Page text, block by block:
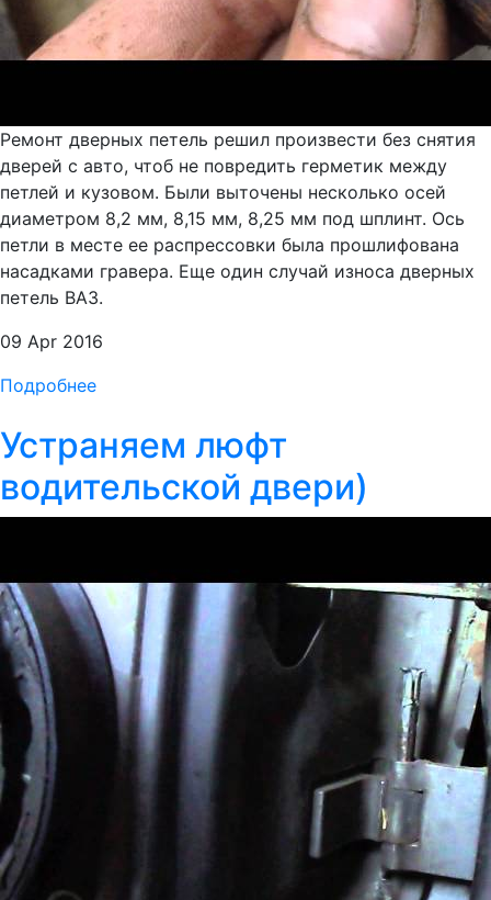
Ремонт дверных петель решил произвести без снятия
дверей с авто, чтоб не повредить герметик между
петлей и кузовом. Были выточены несколько осей
диаметром 8,2 мм, 8,15 мм, 8,25 мм под шплинт. Ось
петли в месте ее распрессовки была прошлифована
насадками гравера. Еще один случай износа дверных
петель ВАЗ.
09 Apr 2016
Подробнее
Устраняем люфт
водительской двери)